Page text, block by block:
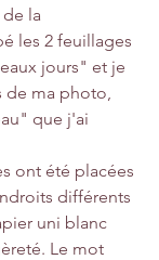
la
les 2 feuillages
jours" et je
de ma photo,
que j'ai
ont été placées
différents
uni blanc
Le mot